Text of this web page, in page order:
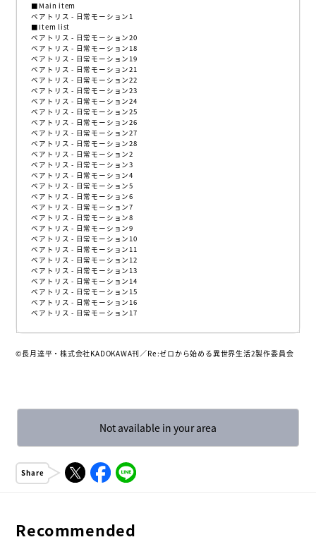
■Main item
ベアトリス - 日常モーション1
■Item list
ベアトリス - 日常モーション20
ベアトリス - 日常モーション18
ベアトリス - 日常モーション19
ベアトリス - 日常モーション21
ベアトリス - 日常モーション22
ベアトリス - 日常モーション23
ベアトリス - 日常モーション24
ベアトリス - 日常モーション25
ベアトリス - 日常モーション26
ベアトリス - 日常モーション27
ベアトリス - 日常モーション28
ベアトリス - 日常モーション2
ベアトリス - 日常モーション3
ベアトリス - 日常モーション4
ベアトリス - 日常モーション5
ベアトリス - 日常モーション6
ベアトリス - 日常モーション7
ベアトリス - 日常モーション8
ベアトリス - 日常モーション9
ベアトリス - 日常モーション10
ベアトリス - 日常モーション11
ベアトリス - 日常モーション12
ベアトリス - 日常モーション13
ベアトリス - 日常モーション14
ベアトリス - 日常モーション15
ベアトリス - 日常モーション16
ベアトリス - 日常モーション17
©長月達平・株式会社KADOKAWA刊／Re:ゼロから始める異世界生活2製作委員会
Not available in your area
Share
Recommended